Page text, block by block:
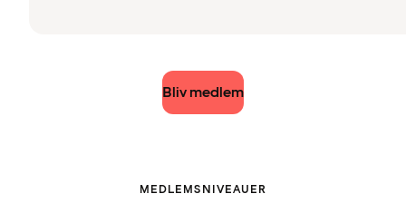
Bliv medlem
MEDLEMSNIVEAUER